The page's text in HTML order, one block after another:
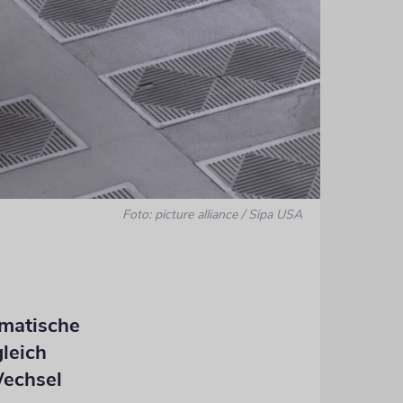
Foto: picture alliance / Sipa USA